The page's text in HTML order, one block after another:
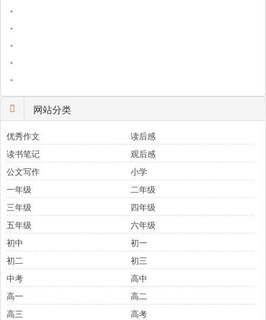
•
•
•
•
•
网站分类
优秀作文
读后感
读书笔记
观后感
公文写作
小学
一年级
二年级
三年级
四年级
五年级
六年级
初中
初一
初二
初三
中考
高中
高一
高二
高三
高考